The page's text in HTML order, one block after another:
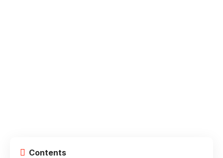
Contents